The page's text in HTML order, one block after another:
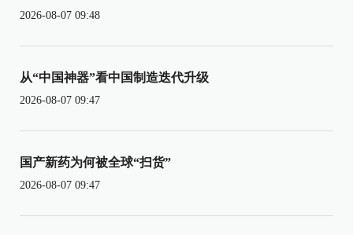
2026-08-07 09:48
从“中国神器”看中国制造迭代升级
2026-08-07 09:47
国产新药为何被全球“扫货”
2026-08-07 09:47